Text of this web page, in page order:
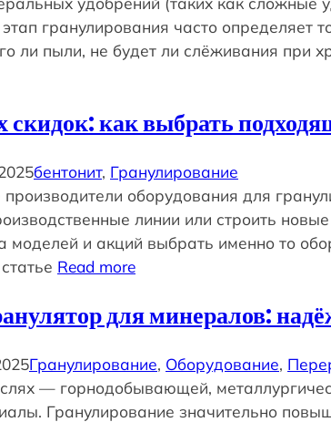
гранулирования часто определяет
ли пыли, не будет ли слёживания при
скидок: как выбрать
бентонит, Гранулирование
оборудования для
линии или строить
моделей и акций выбрать именно то
Read more
для минералов:
Гранулирование, Оборудование,
— горнодобывающей,
Гранулирование значительно